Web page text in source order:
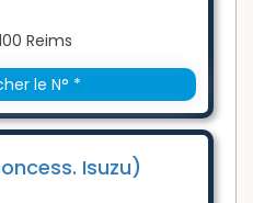
Reims
le N° *
Isuzu)